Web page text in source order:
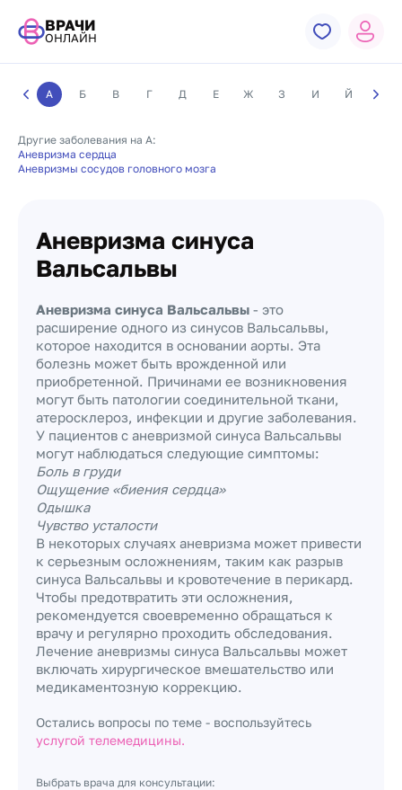
ВРАЧИ
ОНЛАЙН
А Б В Г Д Е Ж З И Й К
Другие заболевания на А:
Аневризма сердца
Аневризмы сосудов головного мозга
Аневризма синуса
Вальсальвы
Аневризма синуса Вальсальвы - это
расширение одного из синусов Вальсальвы,
которое находится в основании аорты. Эта
болезнь может быть врожденной или
приобретенной. Причинами ее возникновения
могут быть патологии соединительной ткани,
атеросклероз, инфекции и другие заболевания.
У пациентов с аневризмой синуса Вальсальвы
могут наблюдаться следующие симптомы:
Боль в груди
Ощущение «биения сердца»
Одышка
Чувство усталости
В некоторых случаях аневризма может привести
к серьезным осложнениям, таким как разрыв
синуса Вальсальвы и кровотечение в перикард.
Чтобы предотвратить эти осложнения,
рекомендуется своевременно обращаться к
врачу и регулярно проходить обследования.
Лечение аневризмы синуса Вальсальвы может
включать хирургическое вмешательство или
медикаментозную коррекцию.
Остались вопросы по теме - воспользуйтесь
услугой телемедицины.
Выбрать врача для консультации: